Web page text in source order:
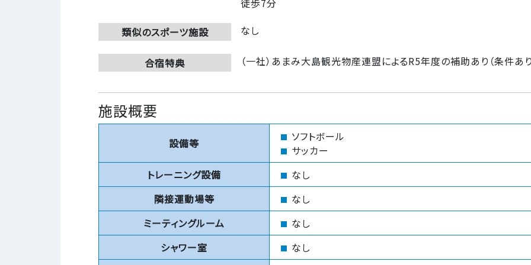
徒歩7分
類似のスポーツ施設 なし
合宿特典 （一社）あまみ大島観光物産連盟によるR5年度の補助あり（条件あ
施設概要
設備等
ソフトボール
サッカー
トレーニング設備
なし
隣接運動場等
なし
ミーティングルーム
なし
シャワー室
なし